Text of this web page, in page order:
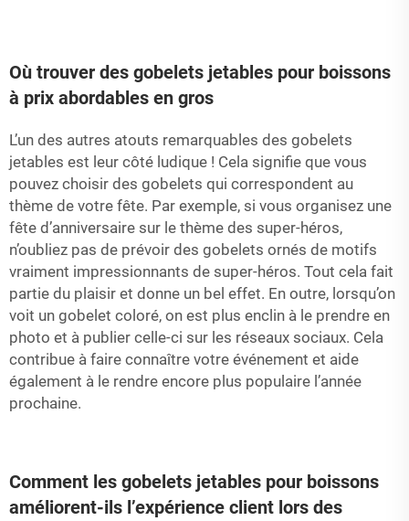
Où trouver des gobelets jetables pour boissons
à prix abordables en gros
L’un des autres atouts remarquables des gobelets
jetables est leur côté ludique ! Cela signifie que vous
pouvez choisir des gobelets qui correspondent au
thème de votre fête. Par exemple, si vous organisez une
fête d’anniversaire sur le thème des super-héros,
n’oubliez pas de prévoir des gobelets ornés de motifs
vraiment impressionnants de super-héros. Tout cela fait
partie du plaisir et donne un bel effet. En outre, lorsqu’on
voit un gobelet coloré, on est plus enclin à le prendre en
photo et à publier celle-ci sur les réseaux sociaux. Cela
contribue à faire connaître votre événement et aide
également à le rendre encore plus populaire l’année
prochaine.
Comment les gobelets jetables pour boissons
améliorent-ils l’expérience client lors des